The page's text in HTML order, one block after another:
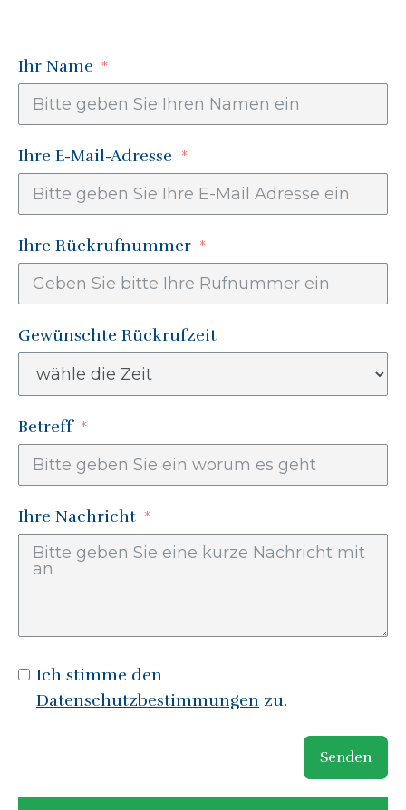
Ihr Name
Ihre E-Mail-Adresse
Ihre Rückrufnummer
Gewünschte Rückrufzeit
Betreff
Ihre Nachricht
Ich stimme den
Datenschutzbestimmungen zu.
Senden